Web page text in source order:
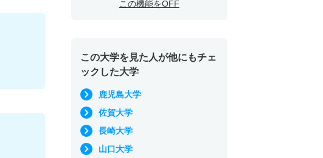
この機能をOFF
この大学を見た人が他にもチェ
ックした大学
鹿児島大学
佐賀大学
長崎大学
山口大学